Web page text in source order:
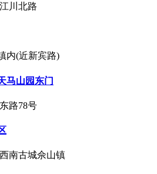
川北路
内(近新宾路)
马山园东门
路78号
南古城佘山镇